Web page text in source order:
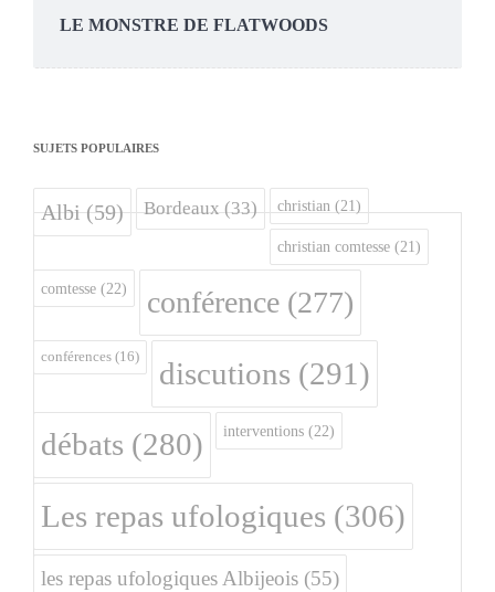
LE MONSTRE DE FLATWOODS
SUJETS POPULAIRES
Albi(59) Bordeaux(33) christian (21)
christian comtesse (21)
comtesse (22) conférence (277)
conférences (16) discutions (291)
débats (280) interventions (22)
Les repas ufologiques (306)
les repas ufologiques Albijeois (55)